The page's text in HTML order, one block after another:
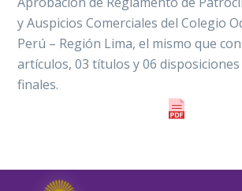
y Auspicios Comerciales del Colegio
Perú – Región Lima, el mismo que
artículos, 03 títulos y 06
finales.